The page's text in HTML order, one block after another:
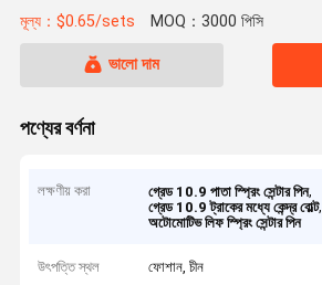
মূল্য：$0.65/sets MOQ：3000 পিসি
ভালো দাম
পণ্যের বর্ণনা
লক্ষণীয় করা গ্রেড 10.9 পাতা স্প্রিং সেন্টার পিন,
গ্রেড 10.9 ট্রাকের মধ্যে কেন্দ্র বোল্ট,
অটোমোটিভ লিফ স্প্রিং সেন্টার পিন
উৎপত্তি স্থল ফোশান, চীন